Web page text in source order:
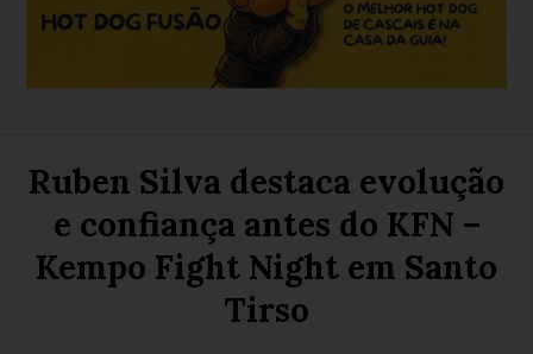
Ruben Silva destaca evolução
e confiança antes do KFN –
Kempo Fight Night em Santo
Tirso